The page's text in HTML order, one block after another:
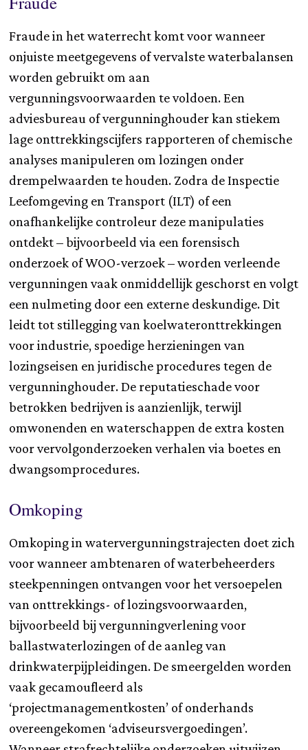
Fraude in het waterrecht komt voor wanneer
onjuiste meetgegevens of vervalste waterbalansen
worden gebruikt om aan
vergunningsvoorwaarden te voldoen. Een
adviesbureau of vergunninghouder kan stiekem
lage onttrekkingscijfers rapporteren of chemische
analyses manipuleren om lozingen onder
drempelwaarden te houden. Zodra de Inspectie
Leefomgeving en Transport (ILT) of een
onafhankelijke controleur deze manipulaties
ontdekt – bijvoorbeeld via een forensisch
onderzoek of WOO-verzoek – worden verleende
vergunningen vaak onmiddellijk geschorst en volgt
een nulmeting door een externe deskundige. Dit
leidt tot stillegging van koelwater­onttrekkingen
voor industrie, spoedige herzieningen van
lozingseisen en juridische procedures tegen de
vergunninghouder. De reputatieschade voor
betrokken bedrijven is aanzienlijk, terwijl
omwonenden en waterschappen de extra kosten
voor vervolgonderzoeken verhalen via boetes en
dwangsom­procedures.
Omkoping
Omkoping in watervergunningstrajecten doet zich
voor wanneer ambtenaren of waterbeheerders
steekpenningen ontvangen voor het versoepelen
van onttrekkings- of lozingsvoorwaarden,
bijvoorbeeld bij vergunningverlening voor
ballastwaterlozingen of de aanleg van
drinkwaterpijpleidingen. De smeergelden worden
vaak gecamoufleerd als
‘projectmanagementkosten’ of onderhands
overeengekomen ‘adviseursvergoedingen’.